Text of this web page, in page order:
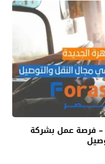
– فرصة عمل بشركة